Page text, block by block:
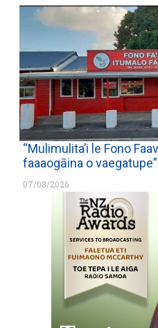
“Mulimulita’i le Fono
faaaogāina o
07/08/2026